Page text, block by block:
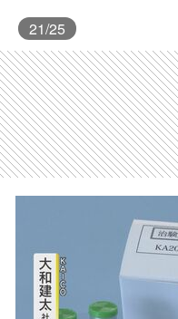
21/25